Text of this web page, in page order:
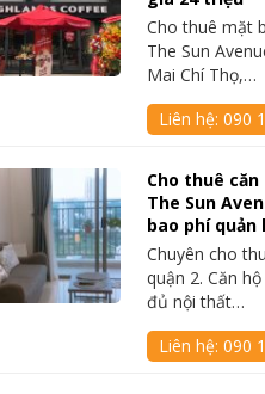
Cho thuê mặt
The Sun
Mai Chí Thọ,…
Liên hệ:090
Cho thuê
The Sun
bao phí quản
Chuyên cho
quận 2. Căn
đủ nội thất…
Liên hệ:090